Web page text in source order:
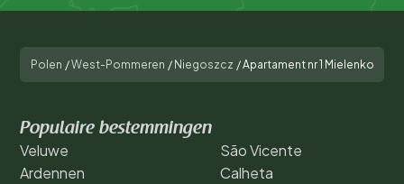
Polen /West-Pommeren / Niegoszcz /Apartament nr 1 Mielenko
Populaire bestemmingen
Veluwe
Ardennen
São Vicente
Calheta